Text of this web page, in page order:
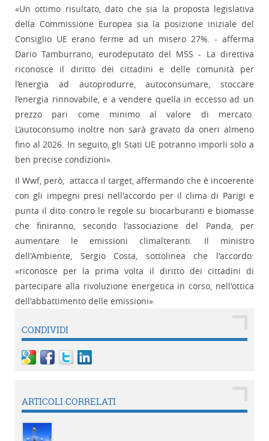
«Un ottimo risultato, dato che sia la proposta legislativa
della Commissione Europea sia la posizione iniziale del
Consiglio UE erano ferme ad un misero 27%. - afferma
Dario Tamburrano, eurodeputato del M5S - La direttiva
riconosce il diritto dei cittadini e delle comunità per
l’energia ad autoprodurre, autoconsumare, stoccare
l’energia rinnovabile, e a vendere quella in eccesso ad un
prezzo pari come minimo al valore di mercato.
L’autoconsumo inoltre non sarà gravato da oneri almeno
fino al 2026. In seguito, gli Stati UE potranno imporli solo a
ben precise condizioni».
Il Wwf, però, attacca il target, affermando che è incoerente
con gli impegni presi nell'accordo per il clima di Parigi e
punta il dito contro le regole su biocarburanti e biomasse
che finiranno, secondo l'associazione del Panda, per
aumentare le emissioni climalteranti. Il ministro
dell'Ambiente, Sergio Costa, sottolinea che l'accordo:
«riconosce per la prima volta il diritto dei cittadini di
partecipare alla rivoluzione energetica in corso, nell'ottica
dell'abbattimento delle emissioni».
CONDIVIDI
ARTICOLI CORRELATI